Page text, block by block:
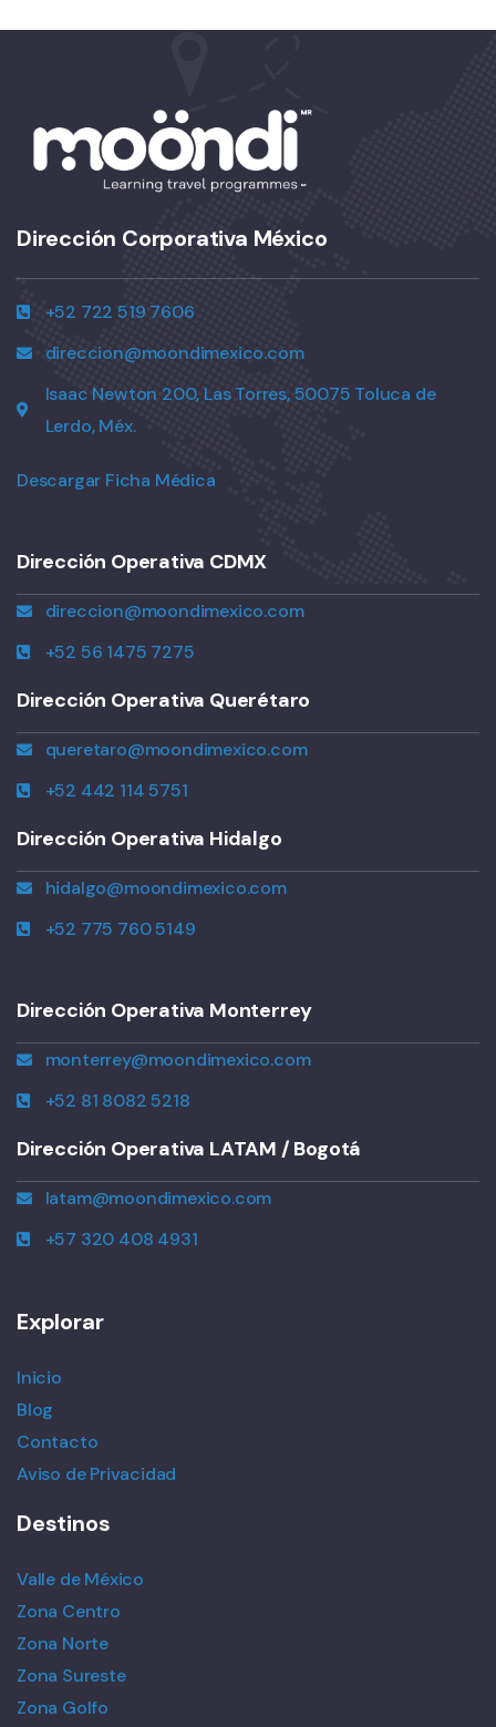
Dirección Corporativa México
+52 722 519 7606
direccion@moondimexico.com
Isaac Newton 200, Las Torres, 50075 Toluca de
Lerdo, Méx.
Descargar Ficha Médica
Dirección Operativa CDMX
direccion@moondimexico.com
+52 56 1475 7275
Dirección Operativa Querétaro
queretaro@moondimexico.com
+52 442 114 5751
Dirección Operativa Hidalgo
hidalgo@moondimexico.com
+52 775 760 5149
Dirección Operativa Monterrey
monterrey@moondimexico.com
+52 81 8082 5218
Dirección Operativa LATAM / Bogotá
latam@moondimexico.com
+57 320 408 4931
Explorar
Inicio
Blog
Contacto
Aviso de Privacidad
Destinos
Valle de México
Zona Centro
Zona Norte
Zona Sureste
Zona Golfo